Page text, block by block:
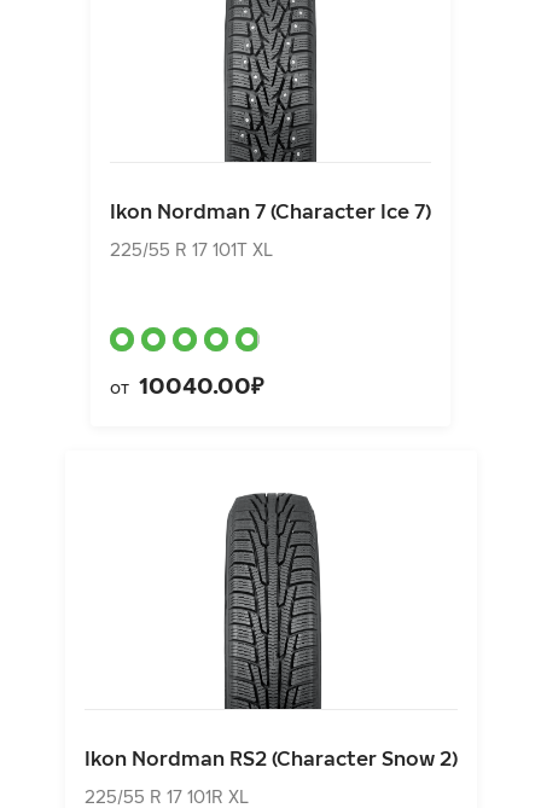
Ikon Nordman 7 (Character Ice 7)
225/55 R 17 101T XL
от 10040.00₽
Ikon Nordman RS2 (Character Snow 2)
225/55 R 17 101R XL
Ikon Nordman 7 (Character Ice 7)
225/55 R 17 101T XL
от10040.00₽
Ikon Nordman RS2 (Character Snow 2)
225/55 R 17 101R XL
от8131.00₽